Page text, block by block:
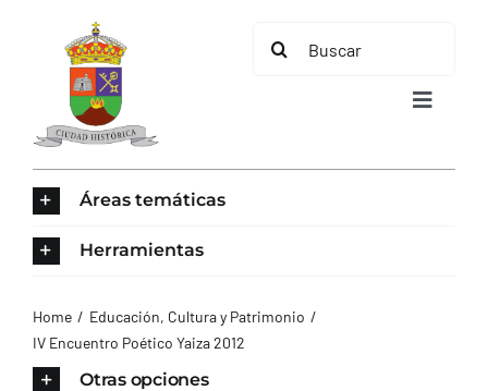
contenido
Buscar:
Toggle
AYUNTAMIENTO
Áreas temáticas
Herramientas
Home
Educación, Cultura y Patrimonio
IV Encuentro Poético Yaiza 2012
Otras opciones